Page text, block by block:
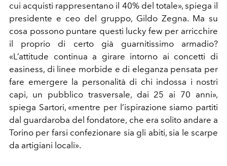
cui acquisti rappresentano il 40% del totale», spiega il
presidente e ceo del gruppo, Gildo Zegna. Ma su
cosa possono puntare questi lucky few per arricchire
il proprio di certo già guarnitissimo armadio?
«L’attitude continua a girare intorno ai concetti di
easiness, di linee morbide e di eleganza pensata per
fare emergere la personalità di chi indossa i nostri
capi, un pubblico trasversale, dai 25 ai 70 anni»,
spiega Sartori, «mentre per l’ispirazione siamo partiti
dal guardaroba del fondatore, che era solito andare a
Torino per farsi confezionare sia gli abiti, sia le scarpe
da artigiani locali».